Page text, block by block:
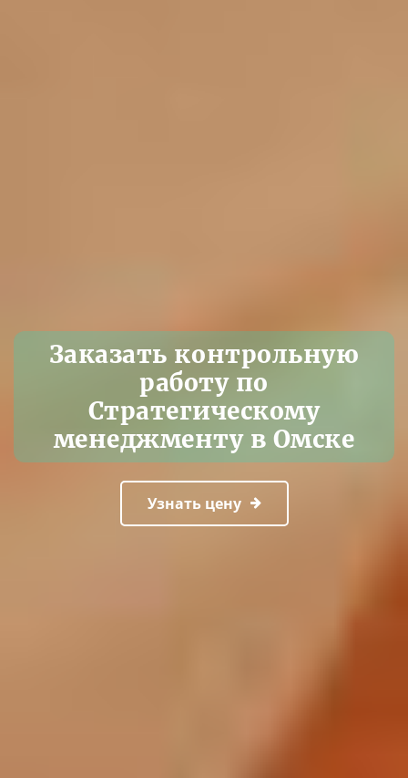
Заказать контрольную
работу по
Стратегическому
менеджменту в Омске
Узнать цену